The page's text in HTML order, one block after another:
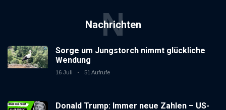
Nachrichten
N
Sorge um Jungstorch nimmt glückliche
Wendung
16 Juli 51 Aufrufe
Donald Trump: Immer neue Zahlen – US-